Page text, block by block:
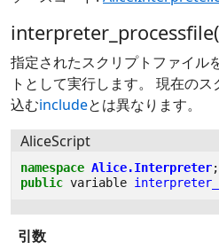
指定されたスクリプトファイル
トとして実行します。 現在の
込むincludeとは異なります。
AliceScript
namespace Alice.Interpreter;
public variable
引数